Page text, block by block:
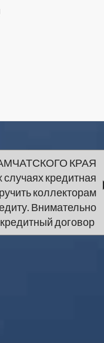
КРАЯ
кредитная
коллекторам
Внимательно
договор